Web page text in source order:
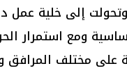
إلى خلية عمل
ومع استمرار
على مختلف المرافق